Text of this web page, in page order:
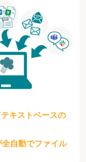
テキストベースの
全自動でファイル